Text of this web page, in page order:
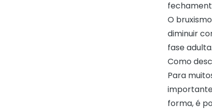
O
diminuir
fase adulta.
Como
Para
forma, é